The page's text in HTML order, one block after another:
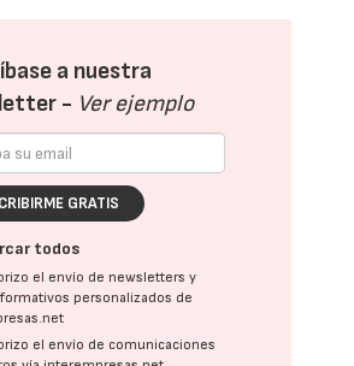
a nuestra
- Ver ejemplo
GRATIS
todos
el envío de newsletters y
personalizados de
el envío de comunicaciones